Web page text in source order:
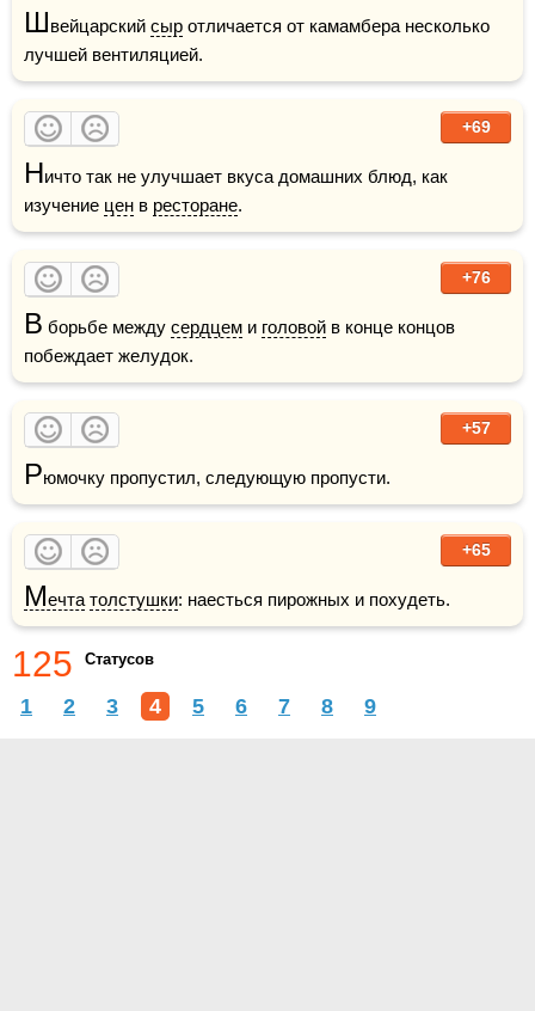
Швейцарский сыр отличается от камамбера несколько
лучшей вентиляцией.
+69
Ничто так не улучшает вкуса домашних блюд, как
изучение цен в ресторане.
+76
В борьбе между сердцем и головой в конце концов
побеждает желудок.
+57
Рюмочку пропустил, следующую пропусти.
+65
Мечта толстушки: наесться пирожных и похудеть.
125 Статусов
1 2 3 4 5 6 7 8 9